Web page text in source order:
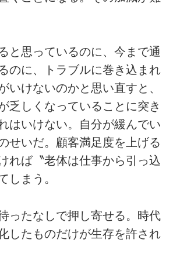
と思っているのに、今まで通
のに、トラブルに巻き込まれ
いけないのかと思い直すと、
乏しくなっていることに突き
はいけない。自分が緩んでい
せいだ。顧客満足度を上げる
れば〝老体は仕事から引っ込
しまう。
ったなしで押し寄せる。時代
したものだけが生存を許され